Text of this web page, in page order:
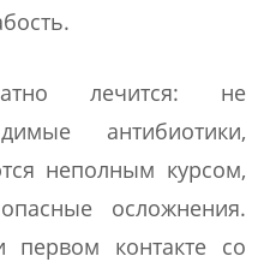
лечится: не
антибиотики,
неполным курсом,
осложнения.
первом контакте со